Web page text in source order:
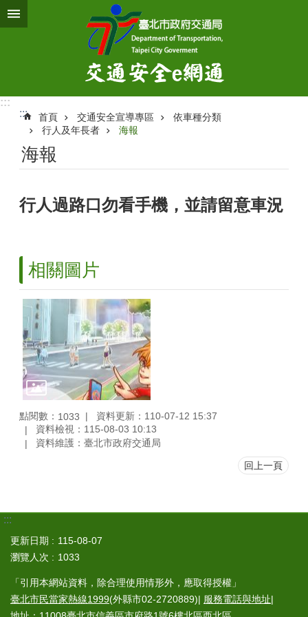
跳到主要內容區塊
:::
:::
首頁 交通安全宣導專區
依車種分類
行人及年長者
海報
海報
行人過路口勿看手機，並請留意車況
相關圖片
點閱數： 1033
資料更新：110-07-12 15:37
資料檢視：115-08-03 10:13
資料維護：臺北市政府交通局
回上一頁
:::
更新日期
115-08-07
瀏覽人次
1033
「引用本網站資料，除合理使用情形外，應取得授權」
臺北市民當家熱線1999(外縣市02-2720889)| 服務電話與地址|